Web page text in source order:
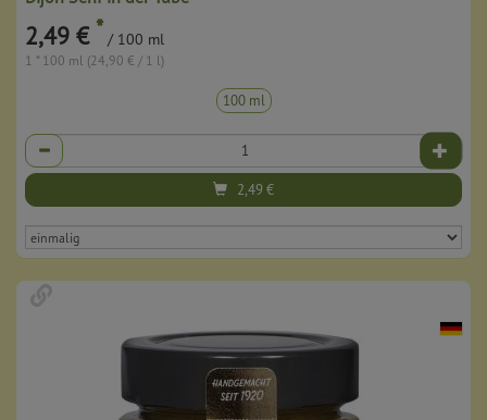
2,49 € * / 100 ml
1 * 100 ml (24,90 € / 1 l)
100 ml
Anzahl
2,49€